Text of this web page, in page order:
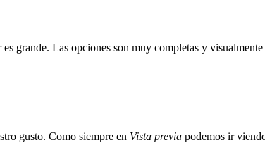
grande. Las opciones son muy completas y
gusto. Como siempre en Vista previa podemos ir